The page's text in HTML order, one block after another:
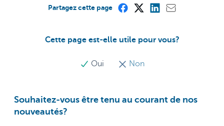
Cette page est-elle utile pour vous?
Oui Non
Partagez cette page
Souhaitez-vous être tenu au courant de nos
nouveautés?